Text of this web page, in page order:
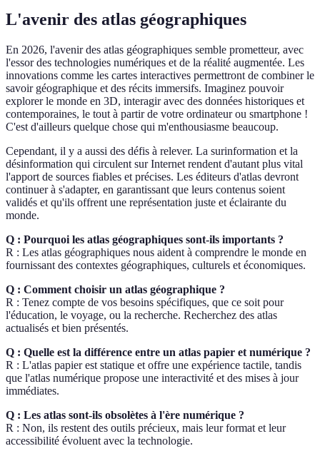
L'avenir des atlas géographiques
En 2026, l'avenir des atlas géographiques semble prometteur, avec
l'essor des technologies numériques et de la réalité augmentée. Les
innovations comme les cartes interactives permettront de combiner le
savoir géographique et des récits immersifs. Imaginez pouvoir
explorer le monde en 3D, interagir avec des données historiques et
contemporaines, le tout à partir de votre ordinateur ou smartphone !
C'est d'ailleurs quelque chose qui m'enthousiasme beaucoup.
Cependant, il y a aussi des défis à relever. La surinformation et la
désinformation qui circulent sur Internet rendent d'autant plus vital
l'apport de sources fiables et précises. Les éditeurs d'atlas devront
continuer à s'adapter, en garantissant que leurs contenus soient
validés et qu'ils offrent une représentation juste et éclairante du
monde.
Q : Pourquoi les atlas géographiques sont-ils importants ?
R : Les atlas géographiques nous aident à comprendre le monde en
fournissant des contextes géographiques, culturels et économiques.
Q : Comment choisir un atlas géographique ?
R : Tenez compte de vos besoins spécifiques, que ce soit pour
l'éducation, le voyage, ou la recherche. Recherchez des atlas
actualisés et bien présentés.
Q : Quelle est la différence entre un atlas papier et numérique ?
R : L'atlas papier est statique et offre une expérience tactile, tandis
que l'atlas numérique propose une interactivité et des mises à jour
immédiates.
Q : Les atlas sont-ils obsolètes à l'ère numérique ?
R : Non, ils restent des outils précieux, mais leur format et leur
accessibilité évoluent avec la technologie.